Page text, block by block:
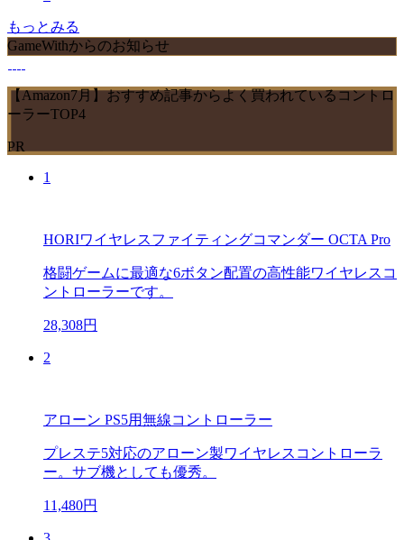
もっとみる
GameWithからのお知らせ
【Amazon7月】おすすめ記事からよく買われているコントロ
ーラーTOP4
PR
1
HORIワイヤレスファイティングコマンダー OCTA Pro
格闘ゲームに最適な6ボタン配置の高性能ワイヤレスコ
ントローラーです。
28,308円
2
アローン PS5用無線コントローラー
プレステ5対応のアローン製ワイヤレスコントローラ
ー。サブ機としても優秀。
11,480円